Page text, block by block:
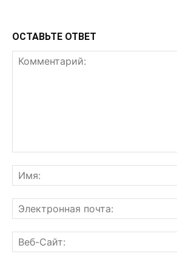
ОСТАВЬТЕ ОТВЕТ